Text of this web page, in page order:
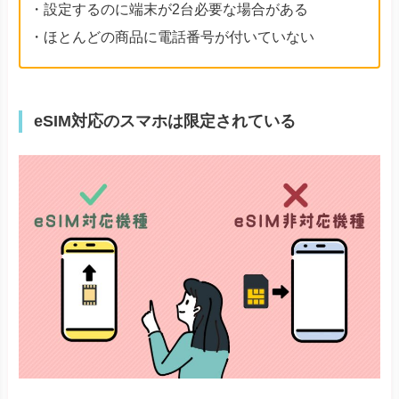
・設定するのに端末が2台必要な場合がある
・ほとんどの商品に電話番号が付いていない
eSIM対応のスマホは限定されている